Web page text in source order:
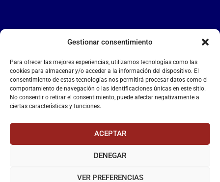
Gestionar consentimiento
Para ofrecer las mejores experiencias, utilizamos tecnologías como las
cookies para almacenar y/o acceder a la información del dispositivo. El
consentimiento de estas tecnologías nos permitirá procesar datos como el
comportamiento de navegación o las identificaciones únicas en este sitio.
No consentir o retirar el consentimiento, puede afectar negativamente a
ciertas características y funciones.
ACEPTAR
DENEGAR
VER PREFERENCIAS
LA FALANGE
Reproductor
de
vídeo